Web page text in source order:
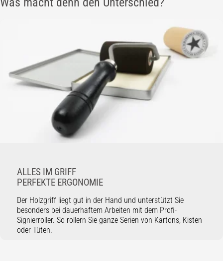
ALLES IM GRIFF
PERFEKTE ERGONOMIE
Der Holzgriff liegt gut in der Hand und unterstützt Sie
besonders bei dauerhaftem Arbeiten mit dem Profi-
Signierroller. So rollern Sie ganze Serien von Kartons, Kisten
oder Tüten.